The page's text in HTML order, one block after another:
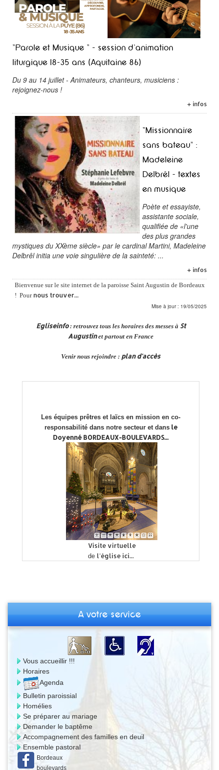
"Parole et Musique " - session d'animation
liturgique 18-35 ans (Aquitaine 86)
Du 9 au 14 juillet - Animateurs, chanteurs, musiciens :
rejoignez-nous !
+ infos
"Missionnaire
sans bateau" :
Madeleine
Delbrêl - textes
en musique
Poète et essayiste,
assistante sociale,
qualifiée de «l'une
des plus grandes
mystiques du XXème siècle» par le cardinal Martini, Madeleine
Delbrêl initia une voie singulière de la sainteté: ...
+ infos
Bienvenue sur le site internet de la paroisse Saint Augustin de Bordeaux
! Pour nous trouver...
Mise à jour : 19/05/2025
Egliseinfo: retrouvez tous les horaires des messes à St
Augustinet partout en France
Venir nous rejoindre : plan d'accès
Les équipes prêtres et laïcs en mission en co-
responsabilité dans notre secteur et dansle
Doyenné BORDEAUX-BOULEVARDS...
Visite virtuelle
de l'église ici...
A votre service
Vous accueillir !!!
Horaires
Agenda
Bulletin paroissial
Homélies
Se préparer au mariage
Demander le baptême
Accompagnement des familles en deuil
Ensemble pastoral
Bordeaux
boulevards